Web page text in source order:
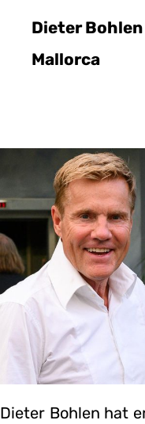
Dieter
Mallorca
Dieter Bohlen hat